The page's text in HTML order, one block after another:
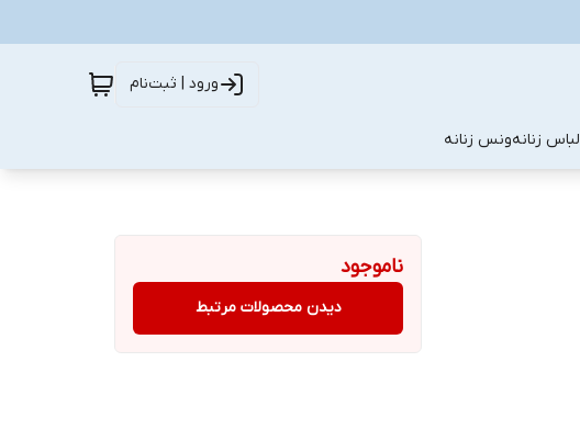
ورود | ثبت‌نام
لباس زنانهونس زنانه
ناموجود
دیدن محصولات مرتبط